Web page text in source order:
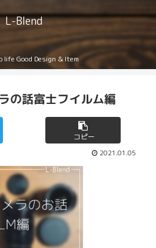
L-Blend
life Good Design & Item
の話富士フイルム編
コピー
2021.01.05